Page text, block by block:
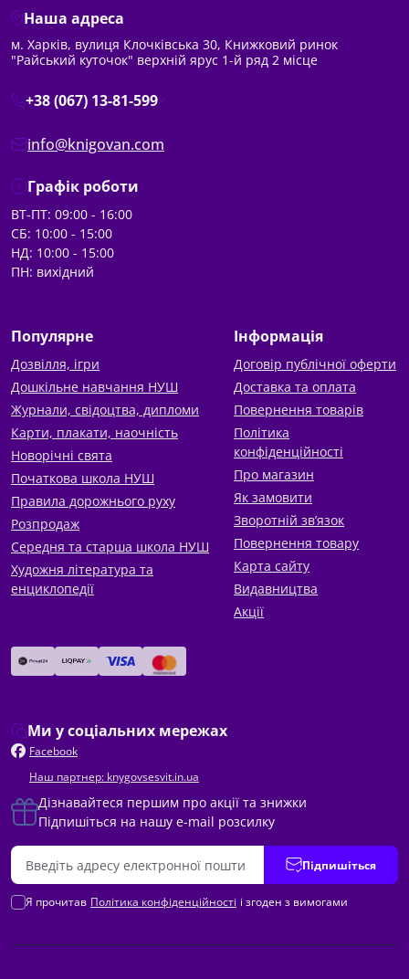
Наша адреса
м. Харків, вулиця Клочківська 30, Книжковий ринок
"Райський куточок" верхній ярус 1-й ряд 2 місце
+38 (067) 13-81-599
info@knigovan.com
Графік роботи
ВТ-ПТ: 09:00 - 16:00
СБ: 10:00 - 15:00
НД: 10:00 - 15:00
ПН: вихідний
Популярне
Дозвілля, ігри
Дошкільне навчання НУШ
Журнали, свідоцтва, дипломи
Карти, плакати, наочність
Новорічні свята
Початкова школа НУШ
Правила дорожнього руху
Розпродаж
Середня та старша школа НУШ
Художня література та
енциклопедії
Інформація
Договір публічної оферти
Доставка та оплата
Повернення товарів
Політика
конфіденційності
Про магазин
Як замовити
Зворотній зв’язок
Повернення товару
Карта сайту
Видавництва
Акції
Ми у соціальних мережах
Facebook
Наш партнер: knygovsesvit.in.ua
Дізнавайтеся першим про акції та знижки
Підпишіться на нашу e-mail розсилку
Підпишіться
Я прочитав Політика конфіденційності і згоден з вимогами